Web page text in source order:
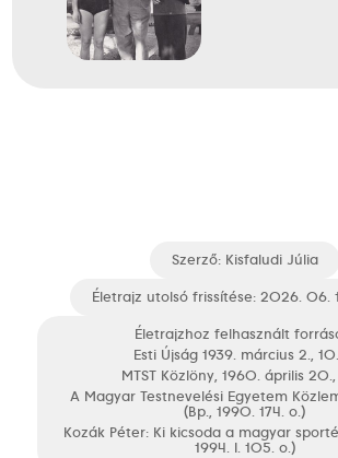
Szerző: Kisfaludi Júlia
Életrajz utolsó frissítése: 2026. 06.
Életrajzhoz felhasznált
Esti Újság 1939. március 2.,
MTST Közlöny, 1960. április
A Magyar Testnevelési Egyetem Közleményei 1990
(Bp., 1990. 174. o.)
Kozák Péter: Ki kicsoda a magyar sportéletben I. (Bp.,
1994. I. 105. o.)